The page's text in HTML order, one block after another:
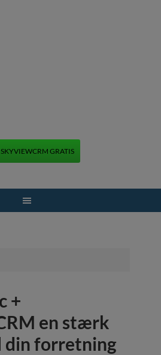
GRATIS
+
en stærk
din forretning